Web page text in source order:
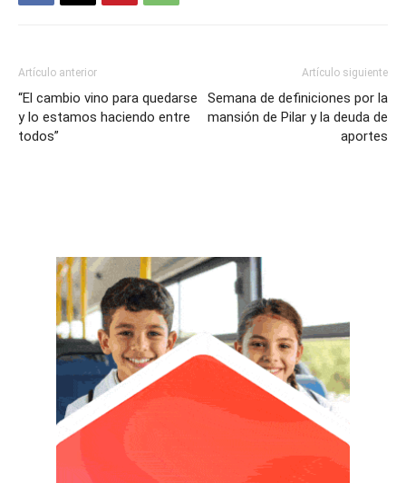
Artículo anterior
“El cambio vino para quedarse
y lo estamos haciendo entre
todos”
Artículo siguiente
Semana de definiciones por la
mansión de Pilar y la deuda de
aportes